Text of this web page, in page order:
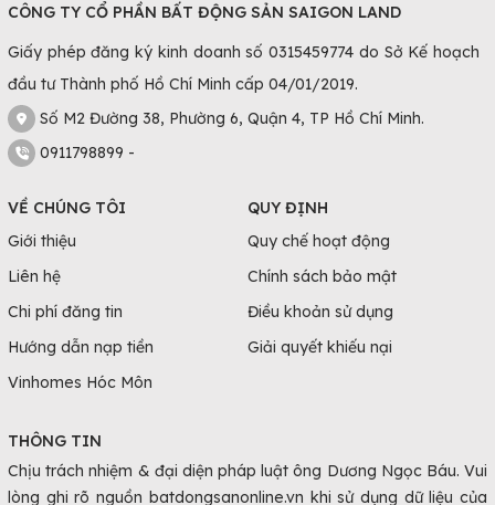
CÔNG TY CỔ PHẦN BẤT ĐỘNG SẢN SAIGON LAND
Giấy phép đăng ký kinh doanh số 0315459774 do Sở Kế hoạch
đầu tư Thành phố Hồ Chí Minh cấp 04/01/2019.
Số M2 Đường 38, Phường 6, Quận 4, TP Hồ Chí Minh.
0911798899 -
VỀ CHÚNG TÔI
Giới thiệu
Liên hệ
Chi phí đăng tin
Hướng dẫn nạp tiền
Vinhomes Hóc Môn
QUY ĐỊNH
Quy chế hoạt động
Chính sách bảo mật
Điều khoản sử dụng
Giải quyết khiếu nại
THÔNG TIN
Chịu trách nhiệm & đại diện pháp luật ông Dương Ngọc Báu. Vui
lòng ghi rõ nguồn batdongsanonline.vn khi sử dụng dữ liệu của